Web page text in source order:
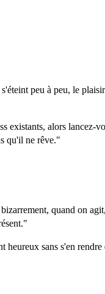
peu à peu, le
alors lancez-
qu'il ne rêve."
quand on
heureux sans s'en